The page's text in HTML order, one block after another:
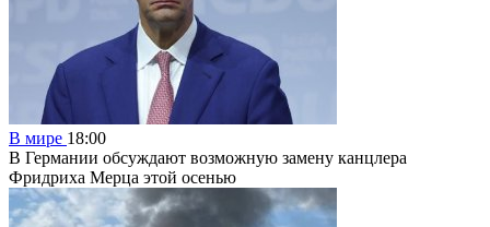
В мире 18:00
В Германии обсуждают возможную замену канцлера
Фридриха Мерца этой осенью